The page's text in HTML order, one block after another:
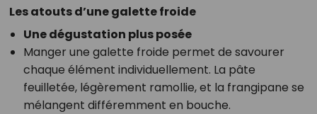
Les atouts d’une galette froide
Une dégustation plus posée
Manger une galette froide permet de savourer
chaque élément individuellement. La pâte
feuilletée, légèrement ramollie, et la frangipane se
mélangent différemment en bouche.